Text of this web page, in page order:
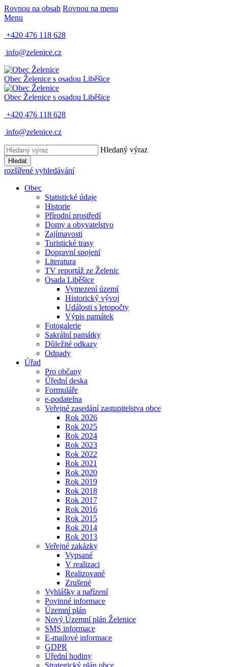
Rovnou na obsah Rovnou na menu
Menu
+420 476 118 628
info@zelenice.cz
Obec Želenice s osadou Liběšice
Obec Želenice s osadou Liběšice
+420 476 118 628
info@zelenice.cz
Hledaný výraz
Hledat
rozšířené vyhledávání
Obec
Statistické údaje
Historie
Přírodní prostředí
Domy a obyvatelstvo
Zajímavosti
Turistické trasy
Dopravní spojení
Literatura
TV reportáž ze Želenic
Osada Liběšice
Vymezení území
Historický vývoj
Události s letopočty
Výpis památek
Fotogalerie
Sakrální památky
Důležité odkazy
Odpady
Úřad
Pro občany
Úřední deska
Formuláře
e-podatelna
Veřejné zasedání zastupitelstva obce
Rok 2026
Rok 2025
Rok 2024
Rok 2023
Rok 2022
Rok 2021
Rok 2020
Rok 2019
Rok 2018
Rok 2017
Rok 2016
Rok 2015
Rok 2014
Rok 2013
Veřejné zakázky
Vypsané
V realizaci
Realizované
Zrušené
Vyhlášky a nařízení
Povinné informace
Územní plán
Nový Územní plán Želenice
SMS informace
E-mailové informace
GDPR
Úřední hodiny
Strategický plán obce